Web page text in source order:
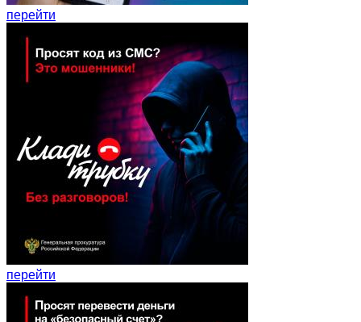
перейти
перейти